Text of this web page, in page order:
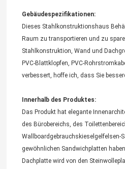
Gebäudespezifikationen:
Dieses Stahlkonstruktionshaus
Raum zu transportieren und zu
Stahlkonstruktion, Wand und
PVC-Blattklopfen, PVC-
verbessert, hoffe ich, dass Sie
Innerhalb des Produktes:
Das Produkt hat elegante
des Bürobereichs, des
Wallboardgebrauchskieselgelfelsen-
gewöhnlichen Sandwichplatten
Dachplatte wird von den